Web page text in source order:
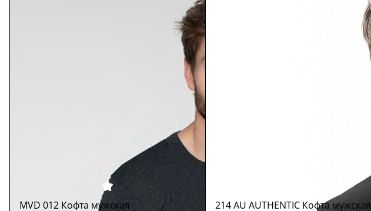
MVD 012 Кофта мужская 214 AU AUTHENTIC Кофта мужская